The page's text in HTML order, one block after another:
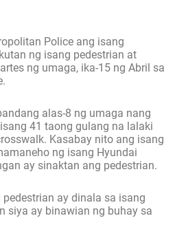
Police ang isang
ng isang pedestrian at
ng umaga, ika-15 ng Abril sa
alas-8 ng umaga nang
41 taong gulang na lalaki
Kasabay nito ang isang
ng isang Hyundai
ay sinaktan ang pedestrian.
ay dinala sa isang
siya ay binawian ng buhay sa